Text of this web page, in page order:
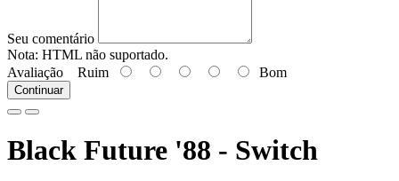
Seu comentário
Nota: HTML não suportado.
Avaliação Ruim Bom
Continuar
Black Future '88 - Switch